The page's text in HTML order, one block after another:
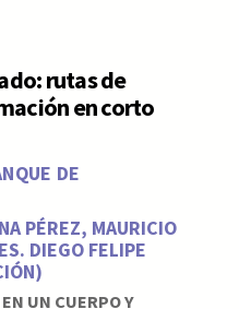
rutas de
en corto
DE
PÉREZ, MAURICIO
DIEGO FELIPE
UN CUERPO Y